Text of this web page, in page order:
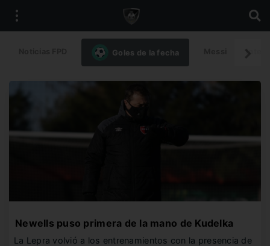
Goles de la fecha
Newells puso primera de la mano de Kudelka
La Lepra volvió a los entrenamientos con la presencia de